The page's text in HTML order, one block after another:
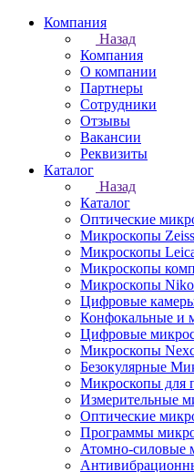
Компания
Назад
Компания
О компании
Партнеры
Сотрудники
Отзывы
Вакансии
Реквизиты
Каталог
Назад
Каталог
Оптические
Микроскопы Zeiss
Микроскопы
Микроскопы
Микроскопы
Цифровые
Конфокальные и
Цифровые
Микроскопы
Безокулярные
Микроскопы для
Измерительные
Оптические
Программы
Атомно-силовые